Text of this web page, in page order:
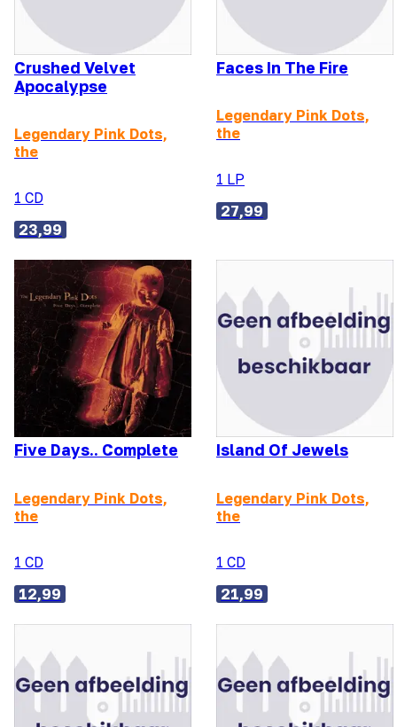
Crushed Velvet
Apocalypse
Legendary Pink Dots,
the
1 CD
23,99
Faces In The Fire
Legendary Pink Dots,
the
1 LP
27,99
Five Days.. Complete
Legendary Pink Dots,
the
1 CD
12,99
Island Of Jewels
Legendary Pink Dots,
the
1 CD
21,99